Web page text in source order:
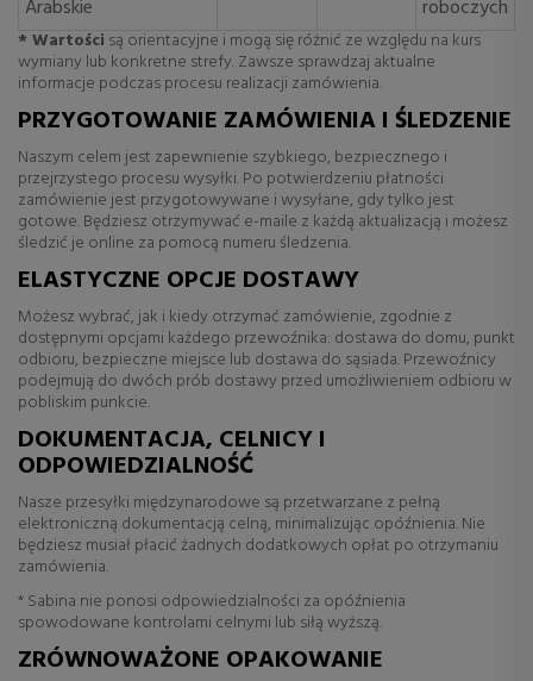
Arabskie
roboczych
* Wartości są orientacyjne i mogą się różnić ze względu na kurs
wymiany lub konkretne strefy. Zawsze sprawdzaj aktualne
informacje podczas procesu realizacji zamówienia.
PRZYGOTOWANIE ZAMÓWIENIA I ŚLEDZENIE
Naszym celem jest zapewnienie szybkiego, bezpiecznego i
przejrzystego procesu wysyłki. Po potwierdzeniu płatności
zamówienie jest przygotowywane i wysyłane, gdy tylko jest
gotowe. Będziesz otrzymywać e-maile z każdą aktualizacją i możesz
śledzić je online za pomocą numeru śledzenia.
ELASTYCZNE OPCJE DOSTAWY
Możesz wybrać, jak i kiedy otrzymać zamówienie, zgodnie z
dostępnymi opcjami każdego przewoźnika: dostawa do domu, punkt
odbioru, bezpieczne miejsce lub dostawa do sąsiada. Przewoźnicy
podejmują do dwóch prób dostawy przed umożliwieniem odbioru w
pobliskim punkcie.
DOKUMENTACJA, CELNICY I
ODPOWIEDZIALNOŚĆ
Nasze przesyłki międzynarodowe są przetwarzane z pełną
elektroniczną dokumentacją celną, minimalizując opóźnienia. Nie
będziesz musiał płacić żadnych dodatkowych opłat po otrzymaniu
zamówienia.
* Sabina nie ponosi odpowiedzialności za opóźnienia
spowodowane kontrolami celnymi lub siłą wyższą.
ZRÓWNOWAŻONE OPAKOWANIE